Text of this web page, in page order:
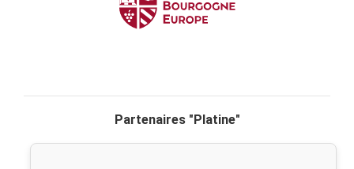
Partenaires "Platine"